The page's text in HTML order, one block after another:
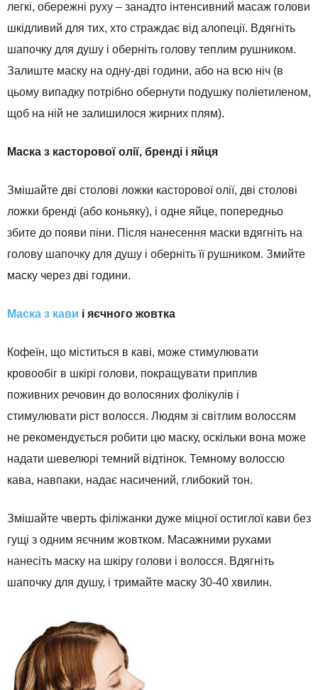
легкі, обережні руху – занадто інтенсивний масаж голови
шкідливий для тих, хто страждає від алопеції. Вдягніть
шапочку для душу і оберніть голову теплим рушником.
Залиште маску на одну-дві години, або на всю ніч (в
цьому випадку потрібно обернути подушку поліетиленом,
щоб на ній не залишилося жирних плям).
Маска з касторової олії, бренді і яйця
Змішайте дві столові ложки касторової олії, дві столові
ложки бренді (або коньяку), і одне яйце, попередньо
збите до появи піни. Після нанесення маски вдягніть на
голову шапочку для душу і оберніть її рушником. Змийте
маску через дві години.
Маска з кави і яєчного жовтка
Кофеїн, що міститься в каві, може стимулювати
кровообіг в шкірі голови, покращувати приплив
поживних речовин до волосяних фолікулів і
стимулювати ріст волосся. Людям зі світлим волоссям
не рекомендується робити цю маску, оскільки вона може
надати шевелюрі темний відтінок. Темному волоссю
кава, навпаки, надає насичений, глибокий тон.
Змішайте чверть філіжанки дуже міцної остиглої кави без
гущі з одним яєчним жовтком. Масажними рухами
нанесіть маску на шкіру голови і волосся. Вдягніть
шапочку для душу, і тримайте маску 30-40 хвилин.